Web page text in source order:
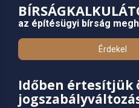
az építésügyi bírság
Érdekel
Időben értesítjük